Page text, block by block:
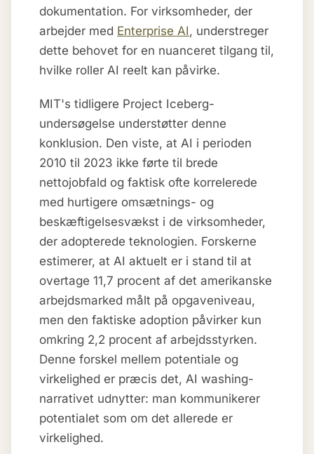
dokumentation. For virksomheder, der
arbejder med Enterprise AI , understreger
dette behovet for en nuanceret tilgang til,
hvilke roller AI reelt kan påvirke.
MIT's tidligere Project Iceberg-
undersøgelse understøtter denne
konklusion. Den viste, at AI i perioden
2010 til 2023 ikke førte til brede
nettojobfald og faktisk ofte korrelerede
med hurtigere omsætnings- og
beskæftigelsesvækst i de virksomheder,
der adopterede teknologien. Forskerne
estimerer, at AI aktuelt er i stand til at
overtage 11,7 procent af det amerikanske
arbejdsmarked målt på opgaveniveau,
men den faktiske adoption påvirker kun
omkring 2,2 procent af arbejdsstyrken.
Denne forskel mellem potentiale og
virkelighed er præcis det, AI washing-
narrativet udnytter: man kommunikerer
potentialet som om det allerede er
virkelighed.